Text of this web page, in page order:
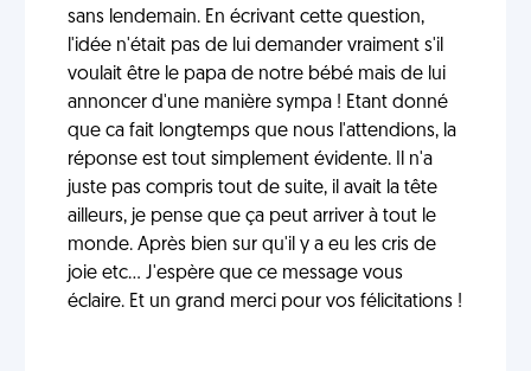
sans lendemain. En écrivant cette question,
l'idée n'était pas de lui demander vraiment s'il
voulait être le papa de notre bébé mais de lui
annoncer d'une manière sympa ! Etant donné
que ca fait longtemps que nous l'attendions, la
réponse est tout simplement évidente. Il n'a
juste pas compris tout de suite, il avait la tête
ailleurs, je pense que ça peut arriver à tout le
monde. Après bien sur qu'il y a eu les cris de
joie etc... J'espère que ce message vous
éclaire. Et un grand merci pour vos félicitations !